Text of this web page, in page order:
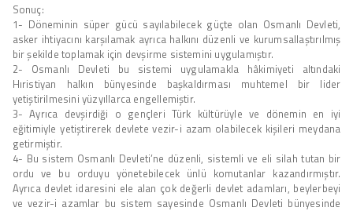
Sonuç:
1- Döneminin süper gücü sayılabilecek güçte olan Osmanlı Devleti,
asker ihtiyacını karşılamak ayrıca halkını düzenli ve kurumsallaştırılmış
bir şekilde toplamak için devşirme sistemini uygulamıştır.
2- Osmanlı Devleti bu sistemi uygulamakla hâkimiyeti altındaki
Hıristiyan halkın bünyesinde başkaldırması muhtemel bir lider
yetiştirilmesini yüzyıllarca engellemiştir.
3- Ayrıca devşirdiği o gençleri Türk kültürüyle ve dönemin en iyi
eğitimiyle yetiştirerek devlete vezir-i azam olabilecek kişileri meydana
getirmiştir.
4- Bu sistem Osmanlı Devleti’ne düzenli, sistemli ve eli silah tutan bir
ordu ve bu orduyu yönetebilecek ünlü komutanlar kazandırmıştır.
Ayrıca devlet idaresini ele alan çok değerli devlet adamları, beylerbeyi
ve vezir-i azamlar bu sistem sayesinde Osmanlı Devleti bünyesinde